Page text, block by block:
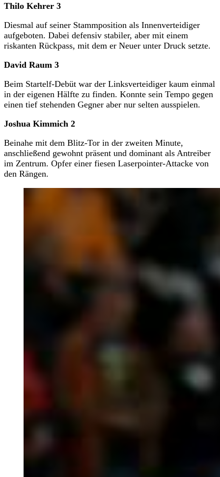
Thilo Kehrer 3
Diesmal auf seiner Stammposition als Innenverteidiger
aufgeboten. Dabei defensiv stabiler, aber mit einem
riskanten Rückpass, mit dem er Neuer unter Druck setzte.
David Raum 3
Beim Startelf-Debüt war der Linksverteidiger kaum einmal
in der eigenen Hälfte zu finden. Konnte sein Tempo gegen
einen tief stehenden Gegner aber nur selten ausspielen.
Joshua Kimmich 2
Beinahe mit dem Blitz-Tor in der zweiten Minute,
anschließend gewohnt präsent und dominant als Antreiber
im Zentrum. Opfer einer fiesen Laserpointer-Attacke von
den Rängen.